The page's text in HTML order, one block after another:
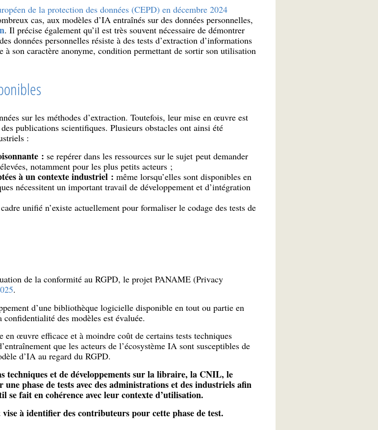
de la protection des données (CEPD) en décembre 2024
cas, aux modèles d’IA entraînés sur des données personnelles,
. Il précise également qu’il est très souvent nécessaire de démontrer
données personnelles résiste à des tests d’extraction d’informations
à son caractère anonyme, condition permettant de sortir son utilisation
sur les méthodes d’extraction. Toutefois, leur mise en œuvre est
publications scientifiques. Plusieurs obstacles ont ainsi été
:
: se repérer dans les ressources sur le sujet peut demander
notamment pour les plus petits acteurs ;
à un contexte industriel : même lorsqu’elles sont disponibles en
nécessitent un important travail de développement et d’intégration
unifié n’existe actuellement pour formaliser le codage des tests de
de la conformité au RGPD, le projet PANAME (Privacy
.
d’une bibliothèque logicielle disponible en tout ou partie en
des modèles est évaluée.
en œuvre efficace et à moindre coût de certains tests techniques
que les acteurs de l’écosystème IA sont susceptibles de
d’IA au regard du RGPD.
techniques et de développements sur la libraire, la CNIL, le
phase de tests avec des administrations et des industriels afin
se fait en cohérence avec leur contexte d’utilisation.
à identifier des contributeurs pour cette phase de test.